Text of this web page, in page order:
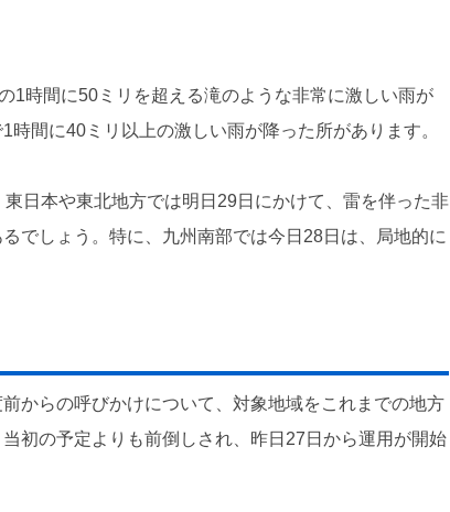
1時間に50ミリを超える滝のような非常に激しい雨が
間に40ミリ以上の激しい雨が降った所があります。
日本や東北地方では明日29日にかけて、雷を伴った非
でしょう。特に、九州南部では今日28日は、局地的に
からの呼びかけについて、対象地域をこれまでの地方
初の予定よりも前倒しされ、昨日27日から運用が開始